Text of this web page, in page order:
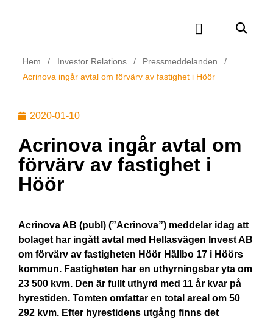
Hem / Investor Relations / Pressmeddelanden /
Acrinova ingår avtal om förvärv av fastighet i Höör
2020-01-10
Acrinova ingår avtal om
förvärv av fastighet i
Höör
Acrinova AB (publ) (”Acrinova”) meddelar idag att
bolaget har ingått avtal med Hellasvägen Invest AB
om förvärv av fastigheten Höör Hällbo 17 i Höörs
kommun. Fastigheten har en uthyrningsbar yta om
23 500 kvm. Den är fullt uthyrd med 11 år kvar på
hyrestiden. Tomten omfattar en total areal om 50
292 kvm. Efter hyrestidens utgång finns det